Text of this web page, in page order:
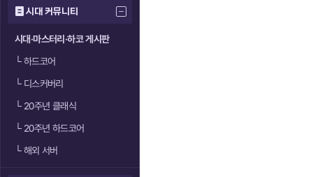
시대 커뮤니티
시대·마스터리·하코 게시판
└하드코어
└디스커버리
└20주년 클래식
└20주년 하드코어
└해외 서버